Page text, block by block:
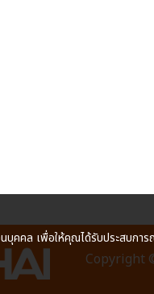
Copyright
บุคคล เพื่อให้คุณได้รับประสบก